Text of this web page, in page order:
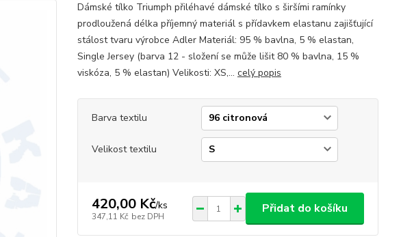
Dámské tílko Triumph přiléhavé dámské tílko s širšími ramínky
prodloužená délka příjemný materiál s přídavkem elastanu zajišťující
stálost tvaru výrobce Adler Materiál: 95 % bavlna, 5 % elastan,
Single Jersey (barva 12 - složení se může lišit 80 % bavlna, 15 %
viskóza, 5 % elastan) Velikosti: XS,... celý popis
Barva textilu
Velikost textilu
420,00 Kč/ks
347,11 Kč bez DPH
Přidat do košíku